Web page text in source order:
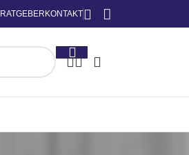
RATGEBER KONTAKT